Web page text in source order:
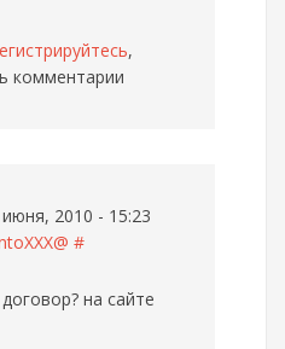
,
комментарии
2010 - 15:23
#
на сайте